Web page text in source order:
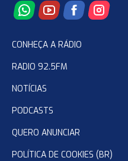
CONHEÇA A RÁDIO
RADIO 92.5FM
NOTÍCIAS
PODCASTS
QUERO ANUNCIAR
POLÍTICA DE COOKIES (BR)